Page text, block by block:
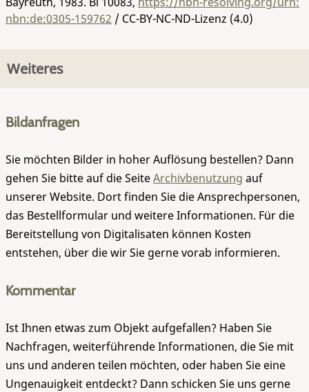
nbn:de:0305-159762 / CC-BY-NC-ND-Lizenz (4.0)
Weiteres
Bildanfragen
Sie möchten Bilder in hoher Auflösung bestellen? Dann
gehen Sie bitte auf die SeiteArchivbenutzung auf
unserer Website. Dort finden Sie die Ansprechpersonen,
das Bestellformular und weitere Informationen. Für die
Bereitstellung von Digitalisaten können Kosten
entstehen, über die wir Sie gerne vorab informieren.
Kommentar
Ist Ihnen etwas zum Objekt aufgefallen? Haben Sie
Nachfragen, weiterführende Informationen, die Sie mit
uns und anderen teilen möchten, oder haben Sie eine
Ungenauigkeit entdeckt? Dann schicken Sie uns gerne